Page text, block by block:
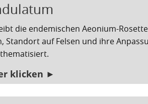
die endemischen Aeonium-
Standort auf Felsen und ihre
klicken ►